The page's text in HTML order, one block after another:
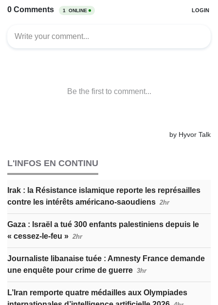
L'INFOS EN CONTINU
Irak : la Résistance islamique reporte les représailles
contre les intérêts américano-saoudiens 2hr
Gaza : Israël a tué 300 enfants palestiniens depuis le
« cessez-le-feu » 2hr
Journaliste libanaise tuée : Amnesty France demande
une enquête pour crime de guerre 3hr
L’Iran remporte quatre médailles aux Olympiades